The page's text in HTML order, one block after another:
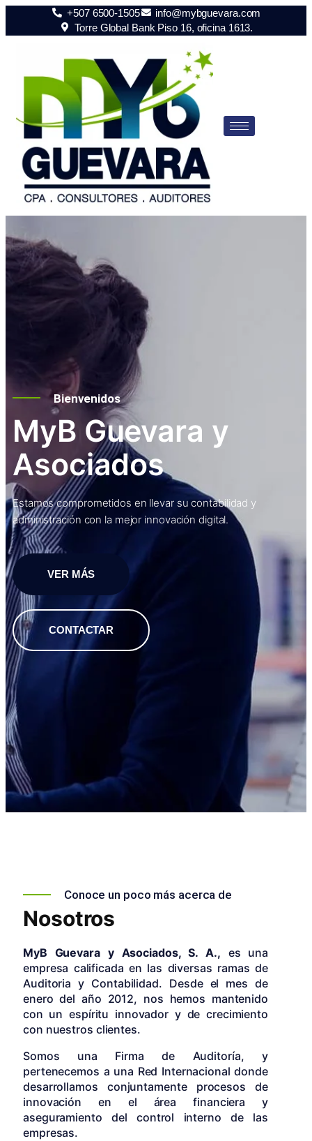
+507 6500-1505
info@mybguevara.com
Torre Global Bank Piso 16, oficina 1613.
Bienvenidos
MyB Guevara y
Asociados
Estamos comprometidos en llevar su contabilidad y
administración con la mejor innovación digital.
VER MÁS
CONTACTAR
Conoce un poco más acerca de
Nosotros
MyB Guevara y Asociados, S. A., es una
empresa calificada en las diversas ramas de
Auditoria y Contabilidad. Desde el mes de
enero del año 2012, nos hemos mantenido
con un espíritu innovador y de crecimiento
con nuestros clientes.
Somos una Firma de Auditoría, y
pertenecemos a una Red Internacional donde
desarrollamos conjuntamente procesos de
innovación en el área financiera y
aseguramiento del control interno de las
empresas.